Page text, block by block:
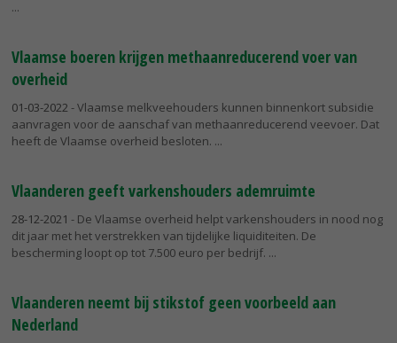
Vlaamse boeren krijgen methaanreducerend voer van
overheid
01-03-2022 - Vlaamse melkveehouders kunnen binnenkort subsidie
aanvragen voor de aanschaf van methaanreducerend veevoer. Dat
heeft de Vlaamse overheid besloten.
Vlaanderen geeft varkenshouders ademruimte
28-12-2021 - De Vlaamse overheid helpt varkenshouders in nood nog
dit jaar met het verstrekken van tijdelijke liquiditeiten. De
bescherming loopt op tot 7.500 euro per bedrijf.
Vlaanderen neemt bij stikstof geen voorbeeld aan
Nederland